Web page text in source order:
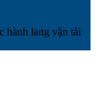
hành lang vận tải